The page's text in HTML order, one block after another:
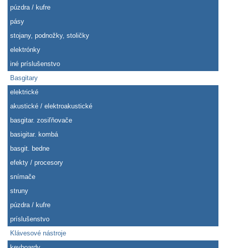
púzdra / kufre
pásy
stojany, podnožky, stoličky
elektrónky
iné príslušenstvo
Basgitary
elektrické
akustické / elektroakustické
basgitar. zosiľňovače
basigitar. kombá
basgit. bedne
efekty / procesory
snímače
struny
púzdra / kufre
príslušenstvo
Klávesové nástroje